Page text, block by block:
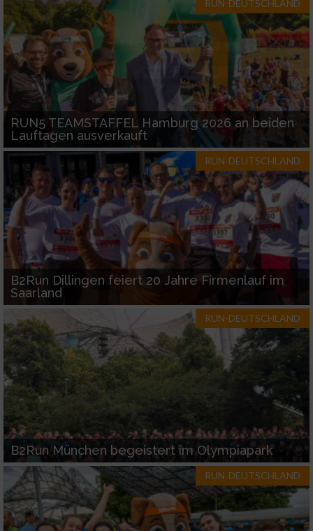
RUN-DEUTSCHLAND
RUN5 TEAMSTAFFEL Hamburg 2026 an beiden
Lauftagen ausverkauft
RUN-DEUTSCHLAND
B2Run Dillingen feiert 20 Jahre Firmenlauf im
Saarland
RUN-DEUTSCHLAND
B2Run München begeistert im Olympiapark
RUN-DEUTSCHLAND
Performance
Funktional
Werbung